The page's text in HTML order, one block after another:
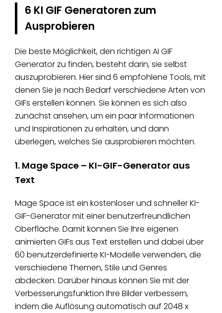
6 KI GIF Generatoren zum
Ausprobieren
Die beste Möglichkeit, den richtigen AI GIF
Generator zu finden, besteht darin, sie selbst
auszuprobieren. Hier sind 6 empfohlene Tools, mit
denen Sie je nach Bedarf verschiedene Arten von
GIFs erstellen können. Sie können es sich also
zunächst ansehen, um ein paar Informationen
und Inspirationen zu erhalten, und dann
überlegen, welches Sie ausprobieren möchten.
1. Mage Space – KI-GIF-Generator aus
Text
Mage Space ist ein kostenloser und schneller KI-
GIF-Generator mit einer benutzerfreundlichen
Oberfläche. Damit können Sie Ihre eigenen
animierten GIFs aus Text erstellen und dabei über
60 benutzerdefinierte KI-Modelle verwenden, die
verschiedene Themen, Stile und Genres
abdecken. Darüber hinaus können Sie mit der
Verbesserungsfunktion Ihre Bilder verbessern,
indem die Auflösung automatisch auf 2048 x